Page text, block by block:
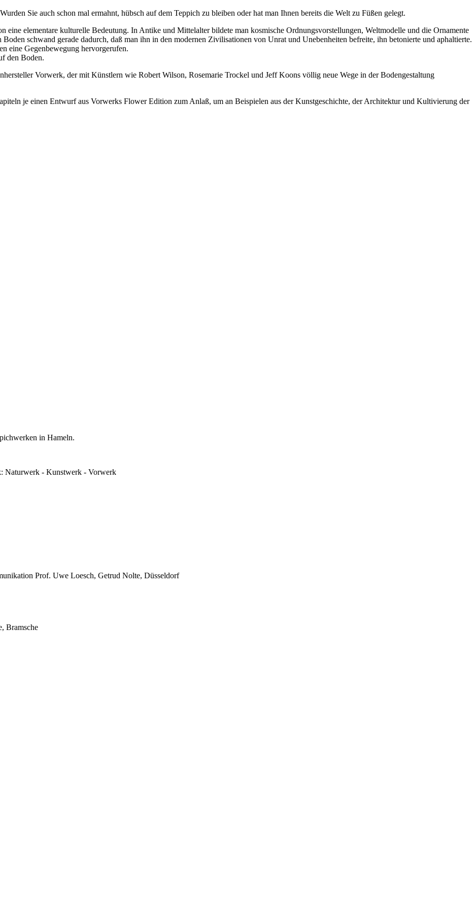
Sie auch schon mal ermahnt, hübsch auf dem Teppich zu bleiben oder hat man Ihnen bereits die Welt zu Füßen gelegt.
eine elementare kulturelle Bedeutung. In Antike und Mittelalter bildete man kosmische Ordnungsvorstellungen, Weltmodelle und die Ornamente
schwand gerade dadurch, daß man ihn in den modernen Zivilisationen von Unrat und Unebenheiten befreite, ihn betonierte und aphaltierte.
eine Gegenbewegung hervorgerufen.
den Boden.
Vorwerk, der mit Künstlern wie Robert Wilson, Rosemarie Trockel und Jeff Koons völlig neue Wege in der Bodengestaltung
je einen Entwurf aus Vorwerks Flower Edition zum Anlaß, um an Beispielen aus der Kunstgeschichte, der Architektur und Kultivierung der
in Hameln.
Naturwerk - Kunstwerk - Vorwerk
Prof. Uwe Loesch, Getrud Nolte, Düsseldorf
Bramsche